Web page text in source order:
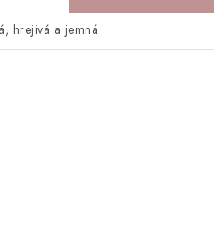
hrejivá a jemná